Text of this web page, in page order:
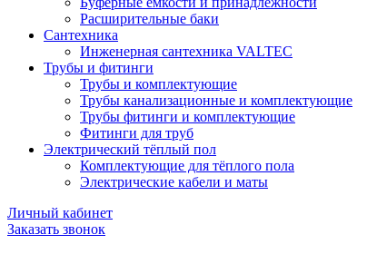
Расширительные баки
Сантехника
Инженерная сантехника VALTEC
Трубы и фитинги
Трубы и комплектующие
Трубы канализационные и комплектующие
Трубы фитинги и комплектующие
Фитинги для труб
Электрический тёплый пол
Комплектующие для тёплого пола
Электрические кабели и маты
Личный кабинет
Заказать звонок